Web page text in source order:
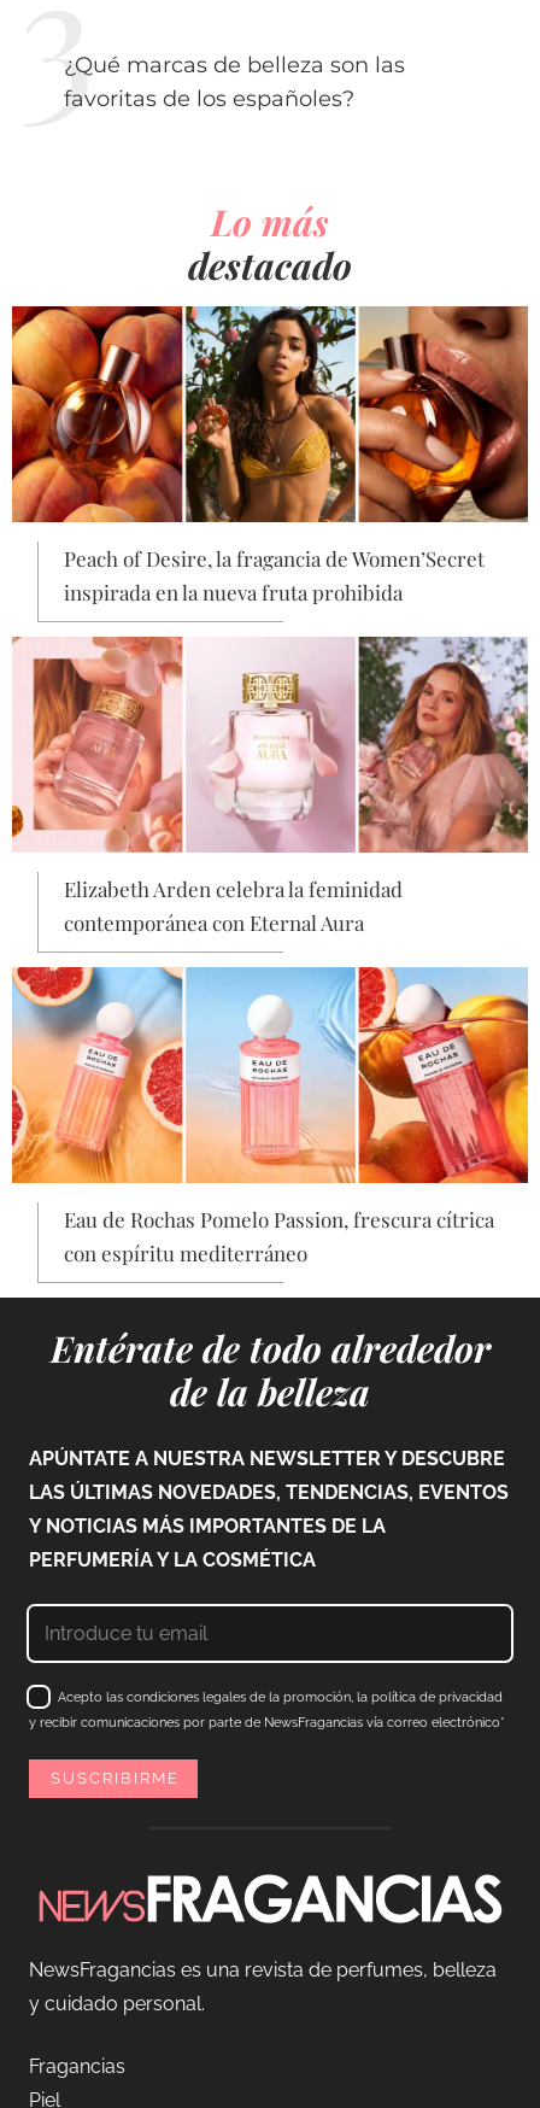
¿Qué marcas de belleza son las
favoritas de los españoles?
Lo más
destacado
Peach of Desire, la fragancia de Women’Secret
inspirada en la nueva fruta prohibida
Elizabeth Arden celebra la feminidad
contemporánea con Eternal Aura
Eau de Rochas Pomelo Passion, frescura cítrica
con espíritu mediterráneo
Entérate de todo alrededor
de la belleza
APÚNTATE A NUESTRA NEWSLETTER Y DESCUBRE
LAS ÚLTIMAS NOVEDADES, TENDENCIAS, EVENTOS
Y NOTICIAS MÁS IMPORTANTES DE LA
PERFUMERÍA Y LA COSMÉTICA
Acepto las condiciones legales de la promoción, la política de privacidad
y recibir comunicaciones por parte de NewsFragancias vía correo electrónico*
NewsFragancias es una revista de perfumes, belleza
y cuidado personal.
Fragancias
Piel